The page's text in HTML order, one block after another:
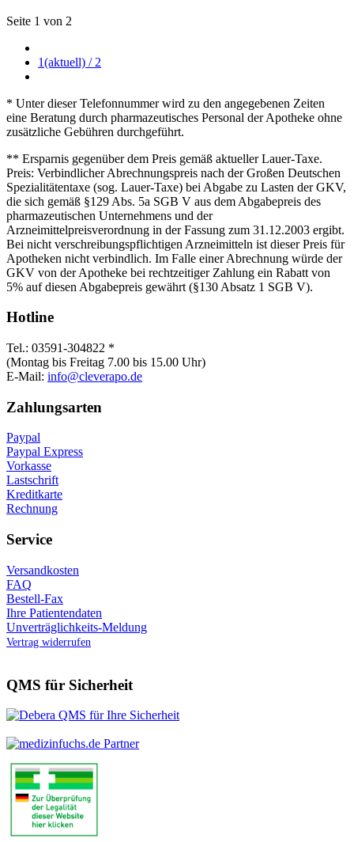
Seite 1 von 2
1(aktuell) / 2
* Unter dieser Telefonnummer wird zu den angegebenen Zeiten
eine Beratung durch pharmazeutisches Personal der Apotheke ohne
zusätzliche Gebühren durchgeführt.
** Ersparnis gegenüber dem Preis gemäß aktueller Lauer-Taxe.
Preis: Verbindlicher Abrechnungspreis nach der Großen Deutschen
Spezialitätentaxe (sog. Lauer-Taxe) bei Abgabe zu Lasten der GKV,
die sich gemäß §129 Abs. 5a SGB V aus dem Abgabepreis des
pharmazeutischen Unternehmens und der
Arzneimittelpreisverordnung in der Fassung zum 31.12.2003 ergibt.
Bei nicht verschreibungspflichtigen Arzneimitteln ist dieser Preis für
Apotheken nicht verbindlich. Im Falle einer Abrechnung würde der
GKV von der Apotheke bei rechtzeitiger Zahlung ein Rabatt von
5% auf diesen Abgabepreis gewährt (§130 Absatz 1 SGB V).
Hotline
Tel.: 03591-304822 *
(Montag bis Freitag 7.00 bis 15.00 Uhr)
E-Mail: info@cleverapo.de
Zahlungsarten
Paypal
Paypal Express
Vorkasse
Lastschrift
Kreditkarte
Rechnung
Service
Versandkosten
FAQ
Bestell-Fax
Ihre Patientendaten
Unverträglichkeits-Meldung
Vertrag widerrufen
QMS für Sicherheit